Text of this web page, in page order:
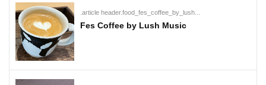
.article header.food_fes_coffee_by_lush...
Fes Coffee by Lush Music